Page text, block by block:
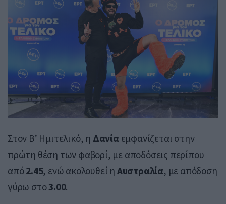
Στον Β’ Ημιτελικό, η Δανίαεμφανίζεται στην
πρώτη θέση των φαβορί, με αποδόσεις περίπου
από2.45, ενώ ακολουθεί η Αυστραλία, με απόδοση
γύρω στο3.00.